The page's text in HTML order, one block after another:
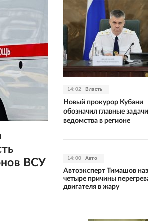
ВСУ
14:02 Власть
Новый прокурор Кубани
обозначил главные задачи
ведомства в регионе
14:00 Авто
Автоэксперт Тимашов
четыре причины
двигателя в жару